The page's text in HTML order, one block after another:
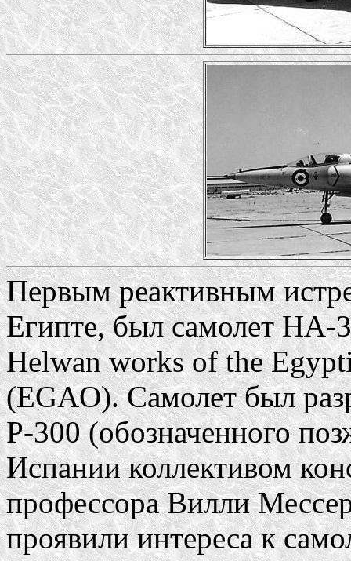
Первым реактивным
Египте, был самолет
Helwan works of the
(EGAO). Самолет был
Р-300 (обозначенного
Испании коллективом
профессора Вилли
проявили интереса к